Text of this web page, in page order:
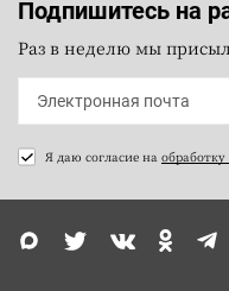
Подпишитесь на
Раз в неделю мы
Я даю согласие на